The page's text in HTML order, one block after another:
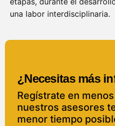
una labor interdisciplinaria.
¿Necesitas más
Regístrate en
nuestros asesores
menor tiempo